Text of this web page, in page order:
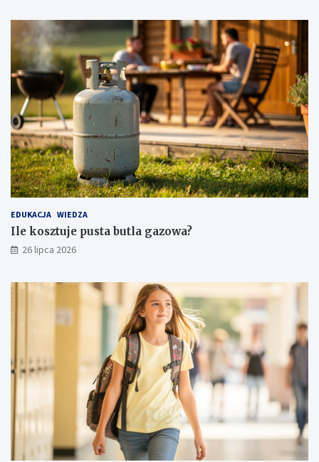
EDUKACJA WIEDZA
Ile kosztuje pusta butla gazowa?
26 lipca 2026